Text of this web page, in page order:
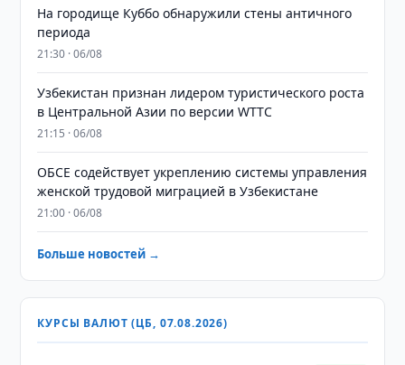
На городище Куббо обнаружили стены античного
периода
21:30 · 06/08
Узбекистан признан лидером туристического роста
в Центральной Азии по версии WTTC
21:15 · 06/08
ОБСЕ содействует укреплению системы управления
женской трудовой миграцией в Узбекистане
21:00 · 06/08
Больше новостей →
КУРСЫ ВАЛЮТ (ЦБ, 07.08.2026)